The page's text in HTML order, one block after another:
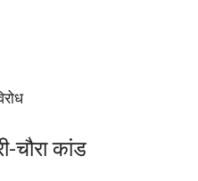
चौरा कांड